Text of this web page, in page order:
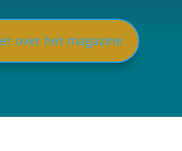
over het magazine